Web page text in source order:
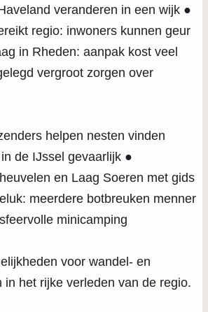
veranderen in een wijk ●
regio: inwoners kunnen geur
in Rheden: aanpak kost veel
vergroot zorgen over
helpen nesten vinden
de IJssel gevaarlijk ●
en Laag Soeren met gids
meerdere botbreuken menner
minicamping
voor wandel- en
het rijke verleden van de regio.